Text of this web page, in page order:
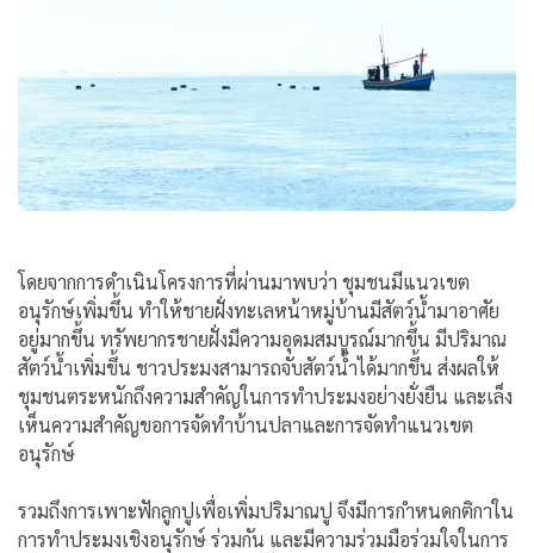
โดยจากการดำเนินโครงการที่ผ่านมาพบว่า ชุมชนมีแนวเขต
อนุรักษ์เพิ่มขึ้น ทำให้ชายฝั่งทะเลหน้าหมู่บ้านมีสัตว์น้ำมาอาศัย
อยู่มากขึ้น ทรัพยากรชายฝั่งมีความอุดมสมบูรณ์มากขึ้น มีปริมาณ
สัตว์น้ำเพิ่มขึ้น ชาวประมงสามารถจับสัตว์น้ำได้มากขึ้น ส่งผลให้
ชุมชนตระหนักถึงความสำคัญในการทำประมงอย่างยั่งยืน และเล็ง
เห็นความสำคัญขอการจัดทำบ้านปลาและการจัดทำแนวเขต
อนุรักษ์
รวมถึงการเพาะฟักลูกปูเพื่อเพิ่มปริมาณปู จึงมีการกำหนดกติกาใน
การทำประมงเชิงอนุรักษ์ ร่วมกัน และมีความร่วมมือร่วมใจในการ